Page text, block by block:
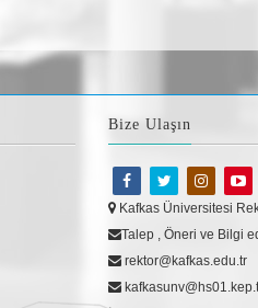
Bize Ulaşın
Kafkas Üniversitesi
Talep , Öneri ve Bilgi
rektor@kafkas.edu.tr